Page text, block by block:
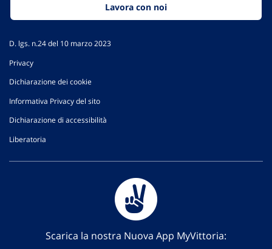
Lavora con noi
D. lgs. n.24 del 10 marzo 2023
Privacy
Dichiarazione dei cookie
Informativa Privacy del sito
Dichiarazione di accessibilità
Liberatoria
Scarica la nostra Nuova App MyVittoria: